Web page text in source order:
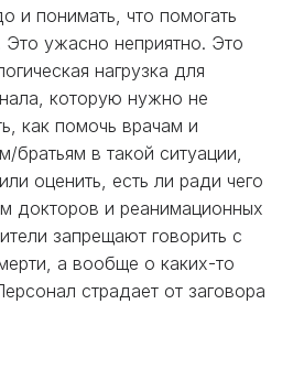
и понимать, что помогать
Это ужасно неприятно. Это
нагрузка для
которую нужно не
как помочь врачам и
братьям в такой ситуации,
оценить, есть ли ради чего
докторов и реанимационных
запрещают говорить с
а вообще о каких-то
страдает от заговора